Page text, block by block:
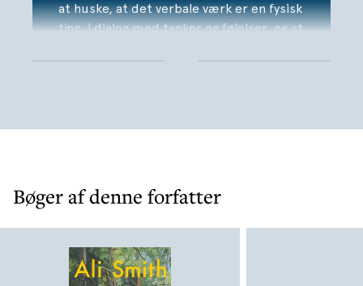
“ANDRE TIDER er, som livet selv; rodet, underholdende,
at huske, at det verbale værk er en fysisk
ting, i dialog med tanker og følelser, og at
Bøger af denne forfatter